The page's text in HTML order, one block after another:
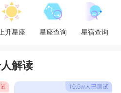
好的爱。相对应的，他们
如果射手座女孩子不能给
欢对方，也会转身离开。
就。
上升星座 星座查询 星宿查询
解读